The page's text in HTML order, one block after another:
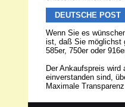
DEUTSCHE POST
Wenn Sie es
ist, daß Sie möglichst
585er, 750er oder
Der Ankaufspreis
einverstanden sind,
Maximale